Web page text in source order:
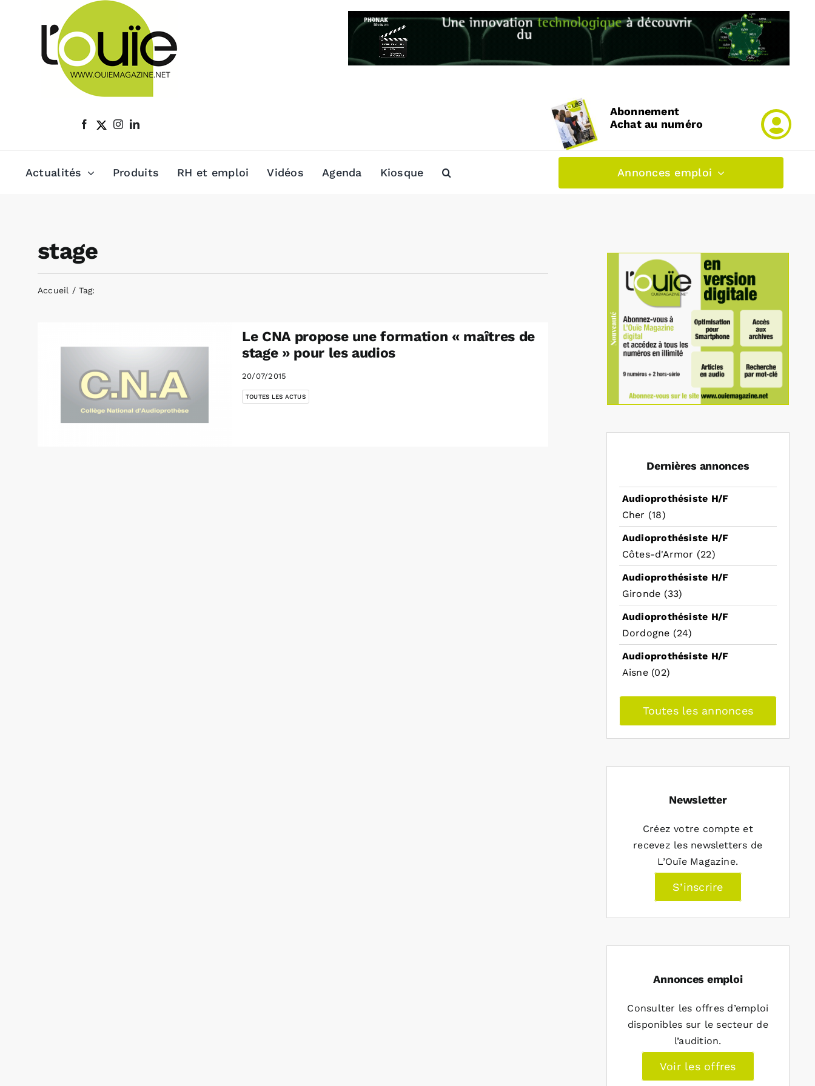
Abonnement
Achat au numéro
Actualités Produits RH et emploi Vidéos Agenda Kiosque Annonces emploi
stage
Accueil Tag:
Le CNA propose une formation « maîtres de
stage » pour les audios
20/07/2015
TOUTES LES ACTUS
Dernières annonces
Audioprothésiste H/F
Cher (18)
Audioprothésiste H/F
Côtes-d'Armor (22)
Audioprothésiste H/F
Gironde (33)
Audioprothésiste H/F
Dordogne (24)
Audioprothésiste H/F
Aisne (02)
Toutes les annonces
Newsletter
Créez votre compte et
recevez les newsletters de
L’Ouïe Magazine.
S’inscrire
Annonces emploi
Consulter les offres d’emploi
disponibles sur le secteur de
l’audition.
Voir les offres